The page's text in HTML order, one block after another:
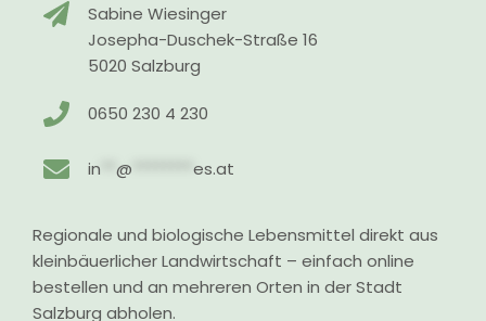
Sabine Wiesinger
Josepha-Duschek-Straße 16
5020 Salzburg
0650 230 4 230
in **@ ********es.at
Regionale und biologische Lebensmittel direkt aus
kleinbäuerlicher Landwirtschaft – einfach online
bestellen und an mehreren Orten in der Stadt
Salzburg abholen.